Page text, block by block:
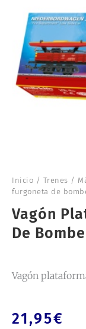
Inicio / Trenes /
furgoneta de
Vagón
De
Vagón
21,95€